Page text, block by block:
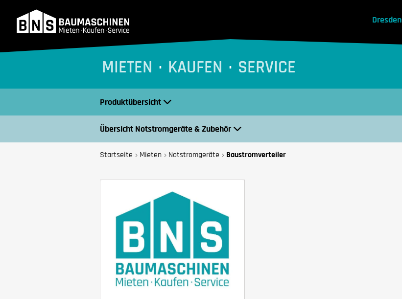
Dresden
MIETEN KAUFEN SERVICE
Produktübersicht
Übersicht Notstromgeräte & Zubehör
Startseite Mieten Notstromgeräte Baustromverteiler